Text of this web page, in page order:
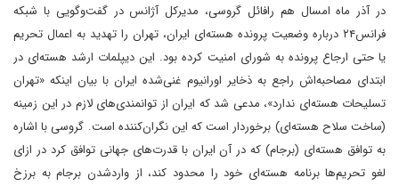
در آذر ماه امسال هم رافائل گروسی، مدیرکل آژانس در گفت‌وگویی با شبکه
فرانس‌۲۴ درباره وضعیت پرونده هسته‌ای ایران، تهران را تهدید به اعمال تحریم
یا حتی ارجاع پرونده به شورای امنیت کرده بود. این دیپلمات ارشد هسته‌ای در
ابتدای مصاحبه‌اش راجع به ذخایر اورانیوم غنی‌شده ایران با بیان اینکه «تهران
تسلیحات هسته‌ای ندارد»، مدعی شد که ایران از توانمندی‌های لازم در این زمینه
(ساخت سلاح هسته‌ای) برخوردار است که این نگران‌کننده‌ است. گروسی با اشاره
به توافق هسته‌ای (برجام) که در آن ایران با قدرت‌های جهانی توافق کرد در ازای
لغو تحریم‌ها برنامه هسته‌ای خود را محدود کند، از واردشدن برجام به برزخ